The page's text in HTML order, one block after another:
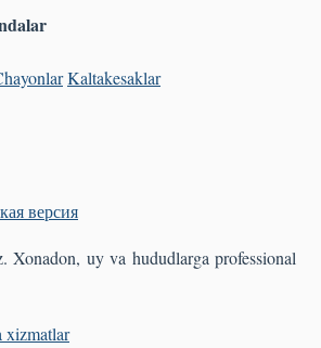
Kaltakesaklar
версия
Xonadon, uy va hududlarga professional
xizmatlar